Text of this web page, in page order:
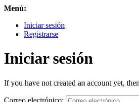
Menú:
Iniciar sesión
Registrarse
Iniciar sesión
If you have not created an account yet,
Correo electrónico: